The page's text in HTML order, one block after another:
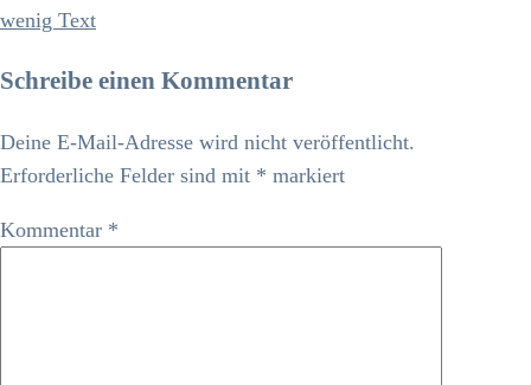
wenig Text
Schreibe einen Kommentar
Deine E-Mail-Adresse wird nicht veröffentlicht.
Erforderliche Felder sind mit * markiert
Kommentar *